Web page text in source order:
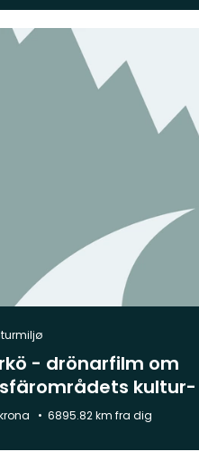
- drönarfilm om
kultur-
6895.82 km fra dig